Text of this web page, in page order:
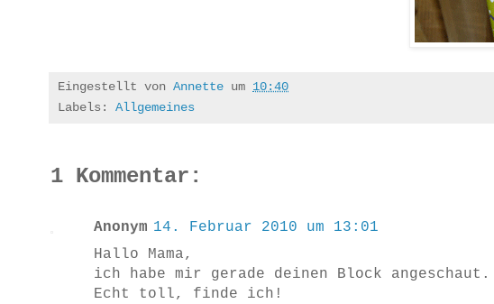
Eingestellt von Annette um 10:40
Labels: Allgemeines
1 Kommentar:
Anonym 14. Februar 2010 um 13:01
Hallo Mama,
ich habe mir gerade deinen Block angeschaut.
Echt toll, finde ich!